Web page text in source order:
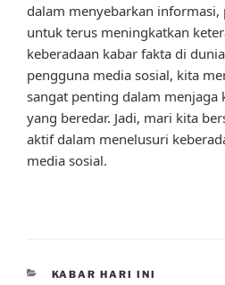
dalam menyebarkan
untuk terus meningkatkan
keberadaan kabar fakta di
pengguna media sosial, kita
sangat penting dalam menjaga
yang beredar. Jadi, mari kita
aktif dalam menelusuri
media sosial.
CATEGORIES
KABAR HARI INI